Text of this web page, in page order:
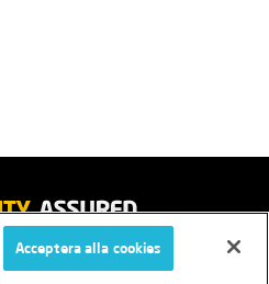
Acceptera alla cookies